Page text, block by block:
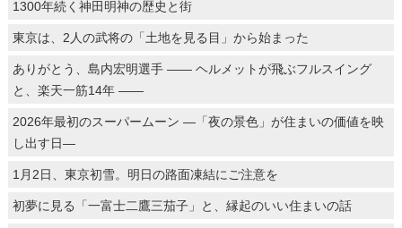
1300年続く神田明神の歴史と街
東京は、2人の武将の「土地を見る目」から始まった
ありがとう、島内宏明選手 ―― ヘルメットが飛ぶフルスイング
と、楽天一筋14年 ――
2026年最初のスーパームーン ―「夜の景色」が住まいの価値を映
し出す日―
1月2日、東京初雪。明日の路面凍結にご注意を
初夢に見る「一富士二鷹三茄子」と、縁起のいい住まいの話